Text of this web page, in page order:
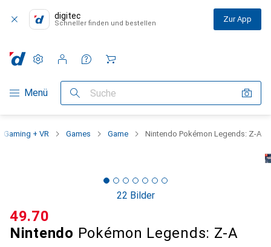
digitec
Schneller finden und bestellen Zur App
Navigation nach Kategorien
Menü Suche
Einstellungen
Kundenkonto
Vergleichslisten
Merklisten
Warenkorb
Gaming + VR Games Game Nintendo Pokémon Legends: Z-A
22 Bilder
Nintendo Pokémon Legends: Z-A
CHF
49.70